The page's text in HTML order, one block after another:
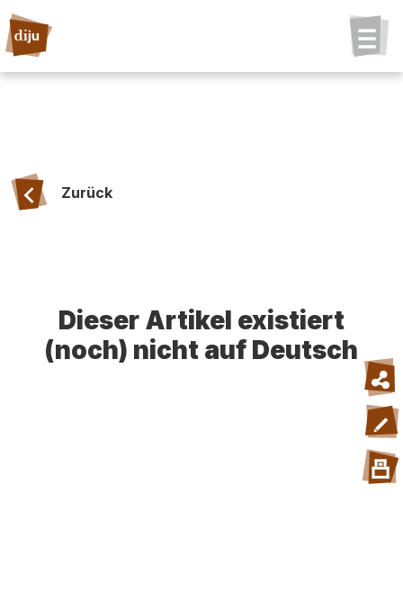
Zurück
Dieser Artikel existiert
(noch) nicht auf Deutsch